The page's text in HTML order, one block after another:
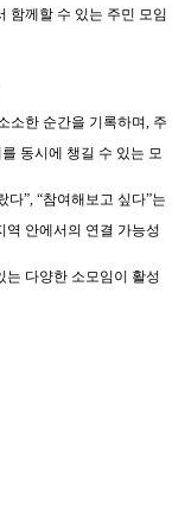
함께할 수 있는 주민 모임
소한 순간을 기록하며, 주
동시에 챙길 수 있는 모
”, “참여해보고 싶다”는
역 안에서의 연결 가능성
는 다양한 소모임이 활성